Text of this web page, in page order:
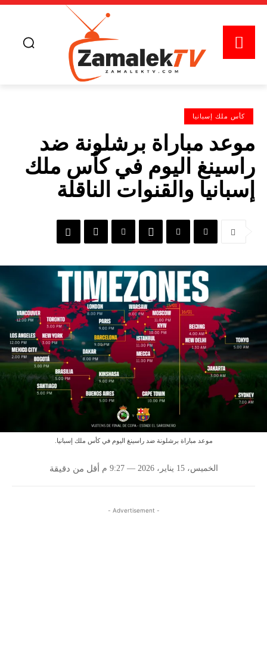
كأس ملك إسبانيا
موعد مباراة برشلونة ضد
راسينغ اليوم في كأس ملك
إسبانيا والقنوات الناقلة
موعد مباراة برشلونة ضد راسينغ اليوم في كأس ملك إسبانيا.
الخميس، 15 يناير، 2026 — 9:27 م أقل من دقيقة
- Advertisement -